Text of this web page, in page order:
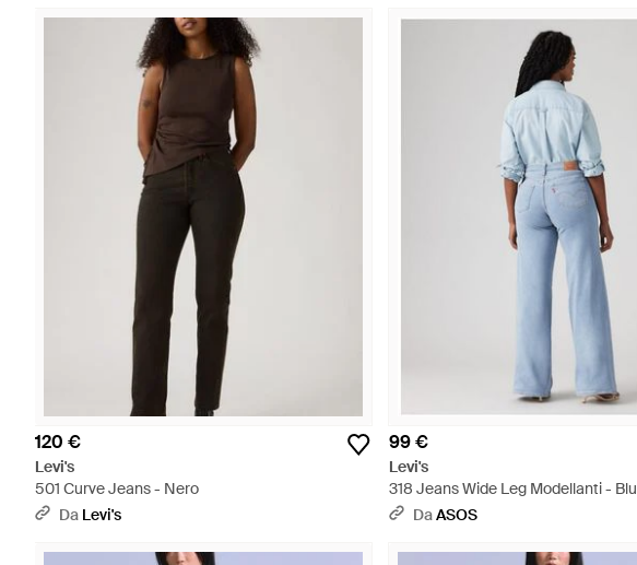
120 €
Levi's
501 Curve Jeans - Nero
Da Levi's
99 €
Levi's
318 Jeans Wide Leg Modellanti - Blu
DaASOS